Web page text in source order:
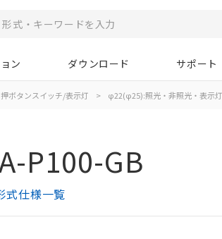
ン ダウンロード サポート
押ボタンスイッチ/表示灯 > φ22(φ25):照光・非照光・表示灯
P100-GB
式仕様一覧